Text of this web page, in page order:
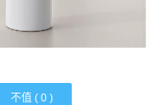
不值 ( 0 )